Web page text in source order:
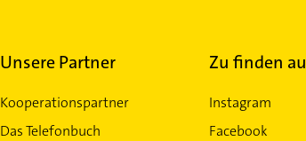
Unsere Partner
Kooperationspartner
Das Telefonbuch
Zu finden
Instagram
Facebook